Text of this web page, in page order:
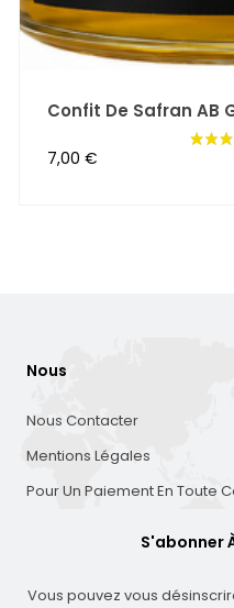
Confit De Safran AB
Prix
7,00 €
Nous
Nous Contacter
Mentions Légales
Pour Un Paiement En Toute
S'abonner
Vous pouvez vous